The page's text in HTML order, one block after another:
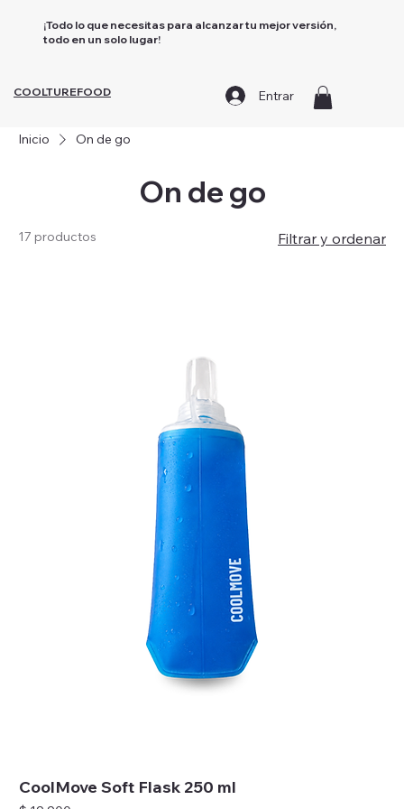
¡Todo lo que necesitas para alcanzar tu mejor versión,
todo en un solo lugar!
COOLTUREFOOD Entrar
Inicio On de go
On de go
17 productos Filtrar y ordenar
CoolMove Soft Flask 250 ml